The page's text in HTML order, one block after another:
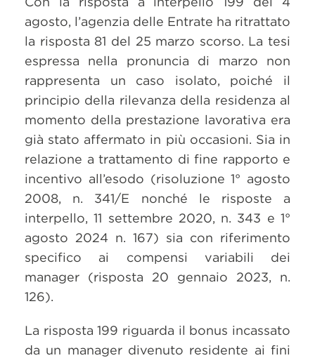
agosto, l’agenzia delle Entrate ha ritrattato
la risposta 81 del 25 marzo scorso. La tesi
espressa nella pronuncia di marzo non
rappresenta un caso isolato, poiché il
principio della rilevanza della residenza al
momento della prestazione lavorativa era
già stato affermato in più occasioni. Sia in
relazione a trattamento di fine rapporto e
incentivo all’esodo (risoluzione 1° agosto
2008, n. 341/E nonché le risposte a
interpello, 11 settembre 2020, n. 343 e 1°
agosto 2024 n. 167) sia con riferimento
specifico ai compensi variabili dei
manager (risposta 20 gennaio 2023, n.
126).
La risposta 199 riguarda il bonus incassato
da un manager divenuto residente ai fini